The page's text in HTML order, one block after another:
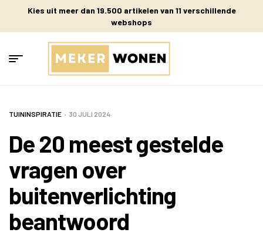
Kies uit meer dan 19.500 artikelen van 11 verschillende
webshops
TUININSPIRATIE 30 JULI 2024
De 20 meest gestelde
vragen over
buitenverlichting
beantwoord